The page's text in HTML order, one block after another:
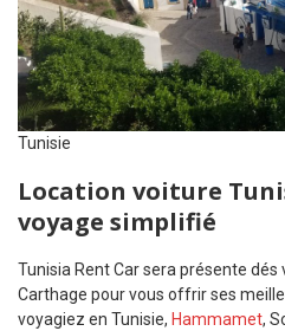
Tunisie
Location voiture
voyage simplifié
Tunisia Rent Car sera présente dés
Carthage pour vous offrir ses
voyagiez en Tunisie, Hammamet,